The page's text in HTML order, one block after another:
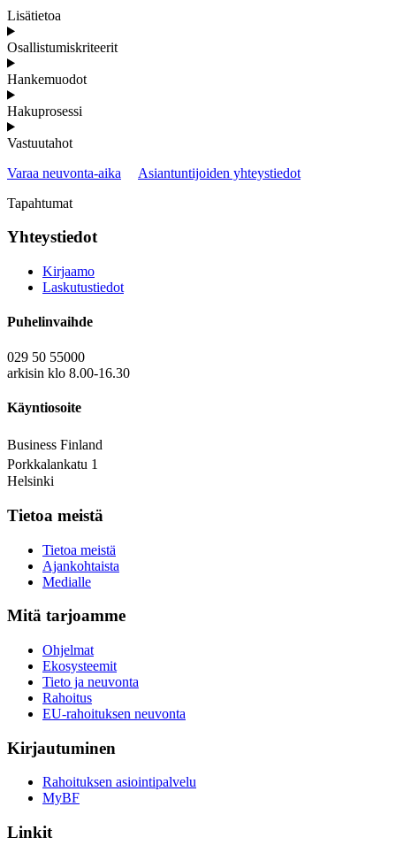
Lisätietoa
Osallistumiskriteerit
Hankemuodot
Hakuprosessi
Vastuutahot
Varaa neuvonta-aika
Asiantuntijoiden yhteystiedot
Tapahtumat
Yhteystiedot
Kirjaamo
Laskutustiedot
Puhelinvaihde
029 50 55000
arkisin klo 8.00-16.30
Käyntiosoite
Business Finland
Porkkalankatu 1
Helsinki
Tietoa meistä
Tietoa meistä
Ajankohtaista
Medialle
Mitä tarjoamme
Ohjelmat
Ekosysteemit
Tieto ja neuvonta
Rahoitus
EU-rahoituksen neuvonta
Kirjautuminen
Rahoituksen asiointipalvelu
MyBF
Linkit